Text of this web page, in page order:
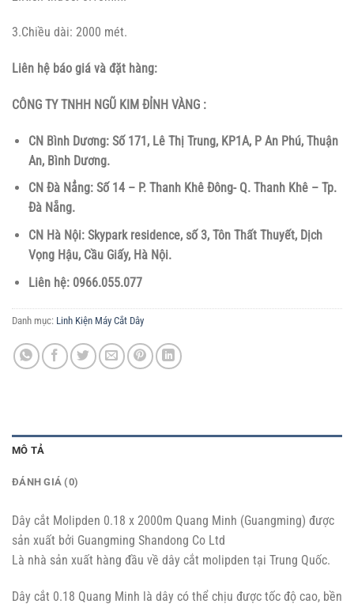
3.Chiều dài: 2000 mét.
Liên hệ báo giá và đặt hàng:
CÔNG TY TNHH NGŨ KIM ĐỈNH VÀNG :
CN Bình Dương: Số 171, Lê Thị Trung, KP1A, P An Phú, Thuận
An, Bình Dương.
CN Đà Nẳng: Số 14 – P. Thanh Khê Đông- Q. Thanh Khê – Tp.
Đà Nẵng.
CN Hà Nội: Skypark residence, số 3, Tôn Thất Thuyết, Dịch
Vọng Hậu, Cầu Giấy, Hà Nội.
Liên hệ: 0966.055.077
Danh mục: Linh Kiện Máy Cắt Dây
MÔ TẢ
ĐÁNH GIÁ (0)
Dây cắt Molipden 0.18 x 2000m Quang Minh (Guangming) được
sản xuất bởi Guangming Shandong Co Ltd
Là nhà sản xuất hàng đầu về dây cắt molipden tại Trung Quốc.
Dây cắt 0.18 Quang Minh là dây có thể chịu được tốc độ cao, bền